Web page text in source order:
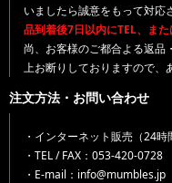
いましたら誠意をもって対応
品到着後7日以内にTEL、ま
尚、お客様のご都合よる返品
上お断りしておりますので、
注文方法・お問い合わせ
・インターネット販売（24時
・TEL / FAX：053-420-0728
・E-mail：info@mumbles.jp